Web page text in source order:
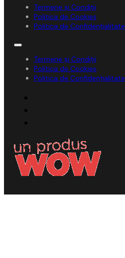
Termene și Condiții
Politica de Cookies
Politica de Confidențialitate
Termene și Condiții
Politica de Cookies
Politica de Confidențialitate